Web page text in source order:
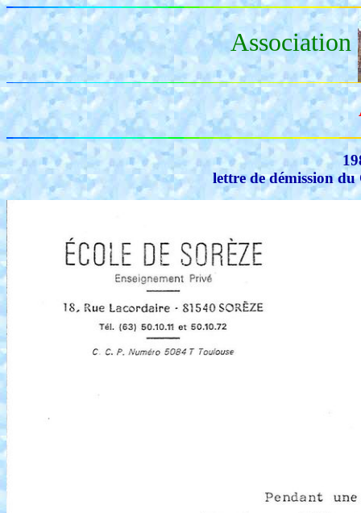
Association
lettre de démission